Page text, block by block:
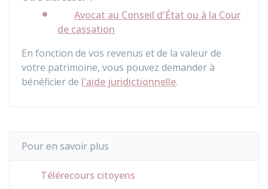
Avocat au Conseil d'État ou à la Cour
de cassation
En fonction de vos revenus et de la valeur de
votre patrimoine, vous pouvez demander à
bénéficier de l'aide juridictionnelle.
Pour en savoir plus
Télérecours citoyens